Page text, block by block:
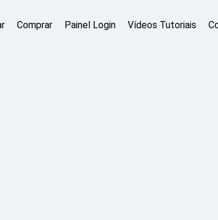
Comprar Painel Login Vídeos Tutoriais